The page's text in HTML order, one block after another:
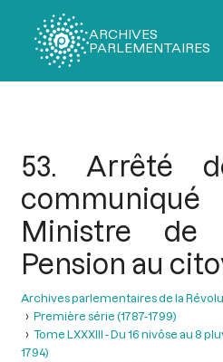
ARCHIVES
PARLEMENTAIRES
53. Arrêté
Ministre de
Pension au
Archives parlementaires de la
Première série (1787-1799)
Tome LXXXIII - Du 16 nivôse au 8
1794)